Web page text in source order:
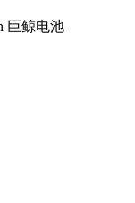
巨鲸电池